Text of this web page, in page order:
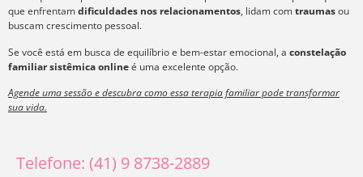
que enfrentamdificuldades nos relacionamentos, lidam comtraumasou
buscam crescimento pessoal.
Se você está em busca de equilíbrio e bem-estar emocional, a constelação
familiar sistêmica onlineé uma excelente opção.
Agende uma sessão e descubra como essa terapia familiar pode transformar
sua vida.
Telefone: (41) 9 8738-2889